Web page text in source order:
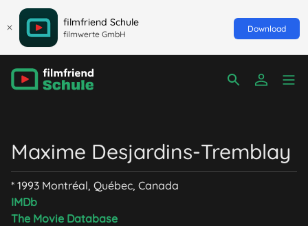
filmfriend Schule
filmwerte GmbH
Download
Maxime Desjardins-Tremblay
* 1993 Montréal, Québec, Canada
IMDb
The Movie Database